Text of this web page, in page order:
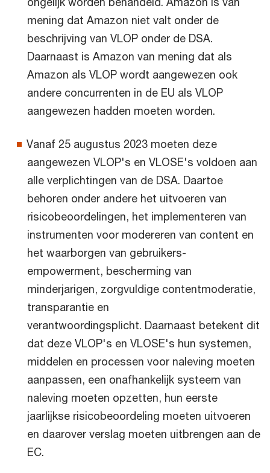
mening dat Amazon niet valt onder de
beschrijving van VLOP onder de DSA.
Daarnaast is Amazon van mening dat als
Amazon als VLOP wordt aangewezen ook
andere concurrenten in de EU als VLOP
aangewezen hadden moeten worden.
Vanaf 25 augustus 2023 moeten deze
aangewezen VLOP's en VLOSE's voldoen aan
alle verplichtingen van de DSA. Daartoe
behoren onder andere het uitvoeren van
risicobeoordelingen, het implementeren van
instrumenten voor modereren van content en
het waarborgen van gebruikers-
empowerment, bescherming van
minderjarigen, zorgvuldige contentmoderatie,
transparantie en
verantwoordingsplicht. Daarnaast betekent dit
dat deze VLOP's en VLOSE's hun systemen,
middelen en processen voor naleving moeten
aanpassen, een onafhankelijk systeem van
naleving moeten opzetten, hun eerste
jaarlijkse risicobeoordeling moeten uitvoeren
en daarover verslag moeten uitbrengen aan de
EC.